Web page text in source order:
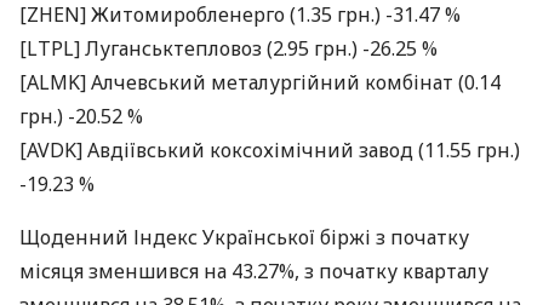
[ZHEN] Житомиробленерго (1.35 грн.) -31.47 %
[LTPL] Луганськтепловоз (2.95 грн.) -26.25 %
[ALMK] Алчевський металургійний комбінат (0.14
грн.) -20.52 %
[AVDK] Авдіївський коксохімічний завод (11.55 грн.)
-19.23 %
Щоденний Індекс Української біржі з початку
місяця зменшився на 43.27%, з початку кварталу